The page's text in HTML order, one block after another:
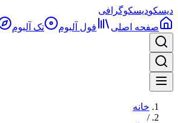
دیسکودیسکوگرافی
صفحه اصلی
فول آلبوم‌ تک آلبوم
خانه
/